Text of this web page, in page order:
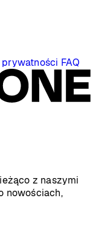
FAQ
z naszymi
nowościach,